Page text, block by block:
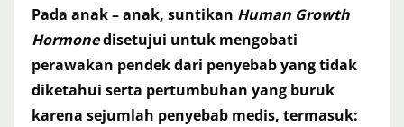
Pada anak – anak, suntikan Human Growth
Hormonedisetujui untuk mengobati
perawakan pendek dari penyebab yang tidak
diketahui serta pertumbuhan yang buruk
karena sejumlah penyebab medis, termasuk: